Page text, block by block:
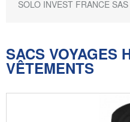
SOLO INVEST FRANCE SAS
SACS VOYAGES
VÊTEMENTS